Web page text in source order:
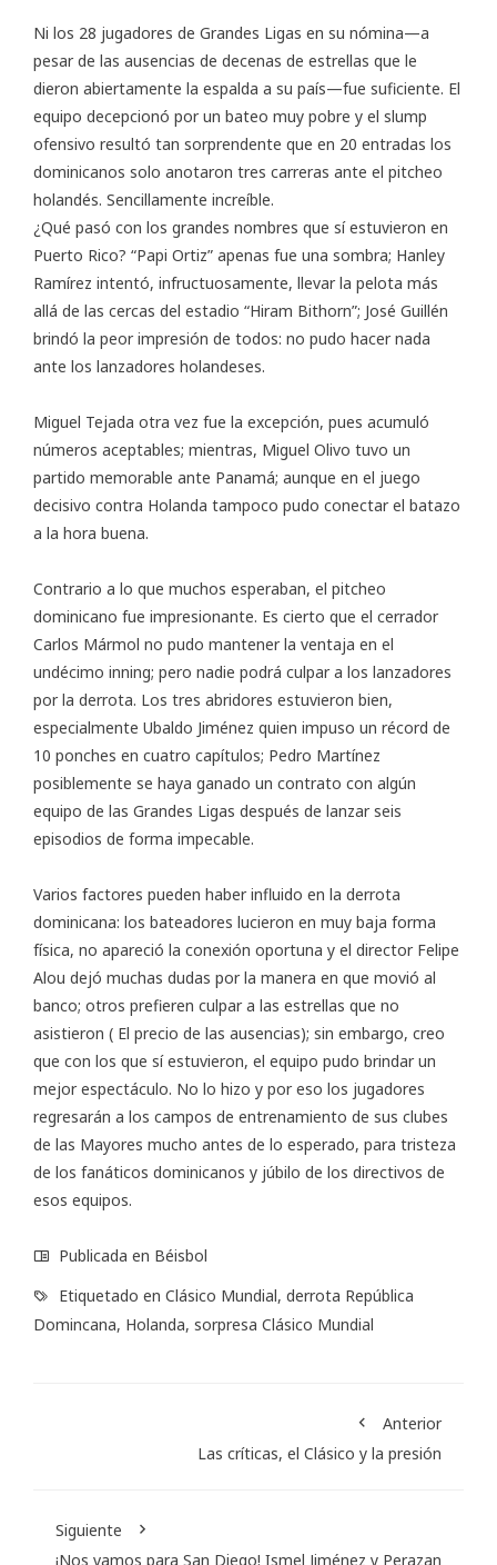
Ni los 28 jugadores de Grandes Ligas en su nómina—a
pesar de las ausencias de decenas de estrellas que le
dieron abiertamente la espalda a su país—fue suficiente. El
equipo decepcionó por un bateo muy pobre y el slump
ofensivo resultó tan sorprendente que en 20 entradas los
dominicanos solo anotaron tres carreras ante el pitcheo
holandés. Sencillamente increíble.
¿Qué pasó con los grandes nombres que sí estuvieron en
Puerto Rico? “Papi Ortiz” apenas fue una sombra; Hanley
Ramírez intentó, infructuosamente, llevar la pelota más
allá de las cercas del estadio “Hiram Bithorn”; José Guillén
brindó la peor impresión de todos: no pudo hacer nada
ante los lanzadores holandeses.
Miguel Tejada otra vez fue la excepción, pues acumuló
números aceptables; mientras, Miguel Olivo tuvo un
partido memorable ante Panamá; aunque en el juego
decisivo contra Holanda tampoco pudo conectar el batazo
a la hora buena.
Contrario a lo que muchos esperaban, el pitcheo
dominicano fue impresionante. Es cierto que el cerrador
Carlos Mármol no pudo mantener la ventaja en el
undécimo inning; pero nadie podrá culpar a los lanzadores
por la derrota. Los tres abridores estuvieron bien,
especialmente Ubaldo Jiménez quien impuso un récord de
10 ponches en cuatro capítulos; Pedro Martínez
posiblemente se haya ganado un contrato con algún
equipo de las Grandes Ligas después de lanzar seis
episodios de forma impecable.
Varios factores pueden haber influido en la derrota
dominicana: los bateadores lucieron en muy baja forma
física, no apareció la conexión oportuna y el director Felipe
Alou dejó muchas dudas por la manera en que movió al
banco; otros prefieren culpar a las estrellas que no
asistieron ( El precio de las ausencias); sin embargo, creo
que con los que sí estuvieron, el equipo pudo brindar un
mejor espectáculo. No lo hizo y por eso los jugadores
regresarán a los campos de entrenamiento de sus clubes
de las Mayores mucho antes de lo esperado, para tristeza
de los fanáticos dominicanos y júbilo de los directivos de
esos equipos.
Publicada en Béisbol
Etiquetado en Clásico Mundial, derrota República
Domincana, Holanda, sorpresa Clásico Mundial
Anterior
Las críticas, el Clásico y la presión
Siguiente
¡Nos vamos para San Diego! Ismel Jiménez y Perazan